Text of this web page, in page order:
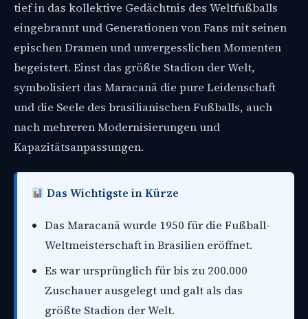
tief in das kollektive Gedächtnis des Weltfußballs
eingebrannt und Generationen von Fans mit seinen
epischen Dramen und unvergesslichen Momenten
begeistert. Einst das größte Stadion der Welt,
symbolisiert das Maracanã die pure Leidenschaft
und die Seele des brasilianischen Fußballs, auch
nach mehreren Modernisierungen und
Kapazitätsanpassungen.
Das Wichtigste in Kürze
Das Maracanã wurde 1950 für die Fußball-
Weltmeisterschaft in Brasilien eröffnet.
Es war ursprünglich für bis zu 200.000
Zuschauer ausgelegt und galt als das
größte Stadion der Welt.